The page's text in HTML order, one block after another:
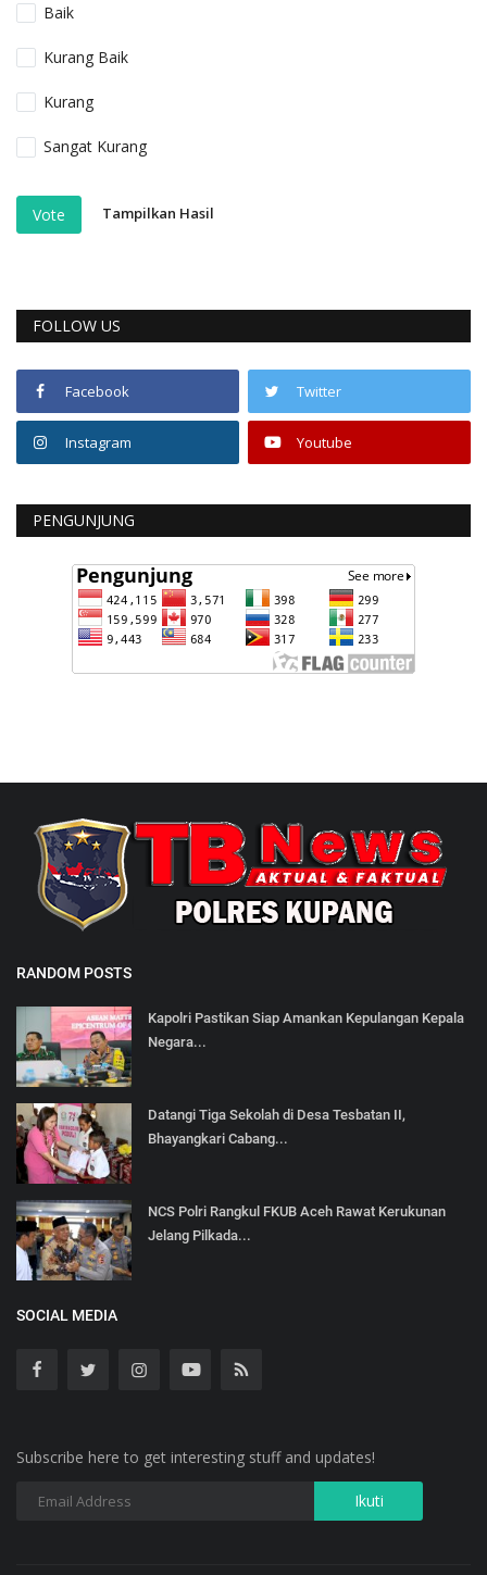
Baik
Kurang Baik
Kurang
Sangat Kurang
Vote Tampilkan Hasil
FOLLOW US
Facebook Twitter
Instagram Youtube
PENGUNJUNG
RANDOM POSTS
Kapolri Pastikan Siap Amankan Kepulangan Kepala
Negara...
Datangi Tiga Sekolah di Desa Tesbatan II,
Bhayangkari Cabang...
NCS Polri Rangkul FKUB Aceh Rawat Kerukunan
Jelang Pilkada...
SOCIAL MEDIA
Subscribe here to get interesting stuff and updates!